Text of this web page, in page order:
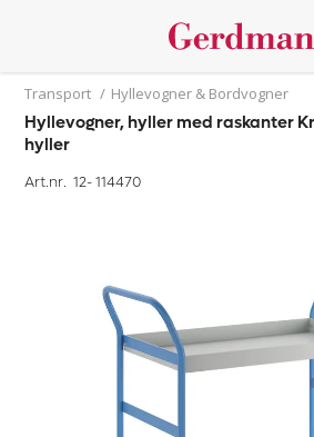
Transport / Hyllevogner & Bordvogner
Hyllevogner, hyller med raskanter
hyller
Art.nr. 12-114470